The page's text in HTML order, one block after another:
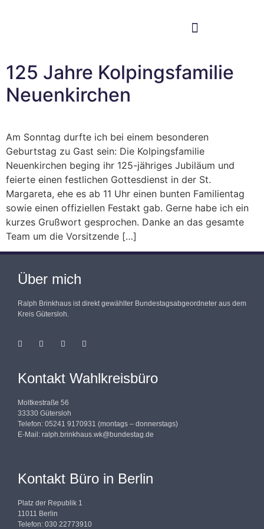
125 Jahre Kolpingsfamilie
Neuenkirchen
Am Sonntag durfte ich bei einem besonderen
Geburtstag zu Gast sein: Die Kolpingsfamilie
Neuenkirchen beging ihr 125-jähriges Jubiläum und
feierte einen festlichen Gottesdienst in der St.
Margareta, ehe es ab 11 Uhr einen bunten Familientag
sowie einen offiziellen Festakt gab. Gerne habe ich ein
kurzes Grußwort gesprochen. Danke an das gesamte
Team um die Vorsitzende […]
Über mich
Ralph Brinkhaus ist direkt gewählter Bundestagsabgeordneter aus dem
Kreis Gütersloh.
Kontakt Wahlkreisbüro
Moltkestraße 56
33330 Gütersloh
Telefon: 05241 9170931 (montags – donnerstags)
E-Mail: ralph.brinkhaus.wk@bundestag.de
Kontakt Büro in Berlin
Platz der Republik 1
11011 Berlin
Telefon: 030 22773910